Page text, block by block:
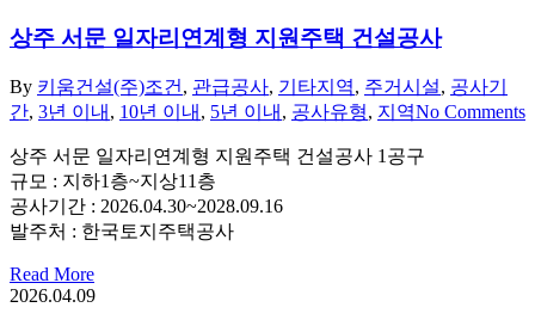
상주 서문 일자리연계형 지원주택 건설공사
By 키움건설(주)조건 , 관급공사, 기타지역, 주거시설, 공사기
간, 3년 이내 , 10년 이내 , 5년 이내 , 공사유형, 지역No Comments
상주 서문 일자리연계형 지원주택 건설공사 1공구
규모 : 지하1층~지상11층
공사기간 : 2026.04.30~2028.09.16
발주처 : 한국토지주택공사
Read More
2026.04.09